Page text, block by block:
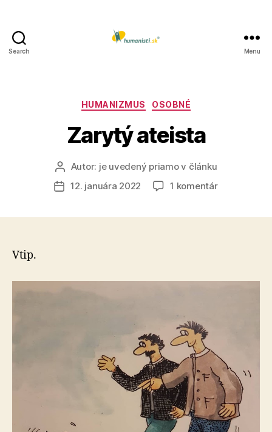
Search Menu
Kategórie
HUMANIZMUS OSOBNÉ
Zarytý ateista
Autor
článku
Autor: je uvedený priamo v článku
Dátum
12. januára 2022 1 komentárna
Vtip.